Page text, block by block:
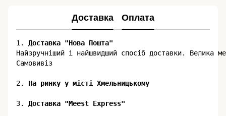
Доставка Оплата
1. Доставка "Нова Пошта"
​​Найзручніший і найшвидший спосіб доставки. Велика
Самовивіз
2.
3. Доставка "Meest Express"